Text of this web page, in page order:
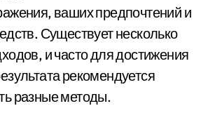
ваших предпочтений и
Существует несколько
и часто для достижения
рекомендуется
разные методы.